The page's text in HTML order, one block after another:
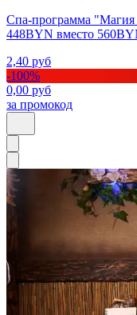
Спа-программа "Магия
448BYN вместо
2,40 руб
-100%
0,00 руб
за промокод